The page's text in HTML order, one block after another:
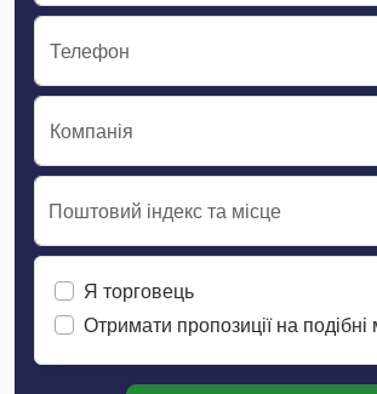
Телефон
Компанія
Поштовий індекс та місце
Я торговець
Отримати пропозиції на